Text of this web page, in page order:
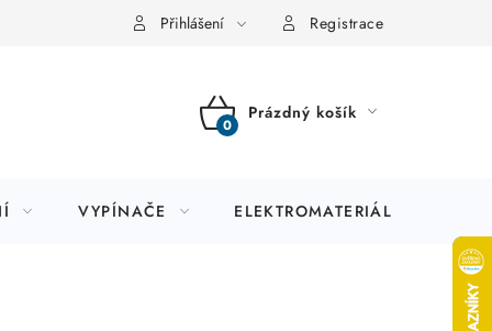
Přihlášení Registrace
NÁKUPNÍ
Prázdný košík
VYPÍNAČE ELEKTROMATERIÁL